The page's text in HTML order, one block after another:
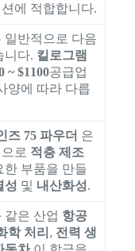
에 적합합니다.
일반적으로 다음
니다. 킬로그램
~ $1100공급업
양에 따라 다릅
즈 75 파우더 은
로 적층 제조
한 부품을 만들
성 및 내산화성.
같은 산업 항공
학 처리 , 전력 생